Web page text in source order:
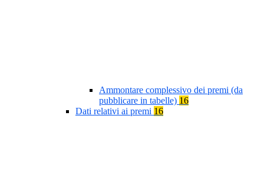
Ammontare complessivo dei premi (da
pubblicare in tabelle) 16
Dati relativi ai premi 16